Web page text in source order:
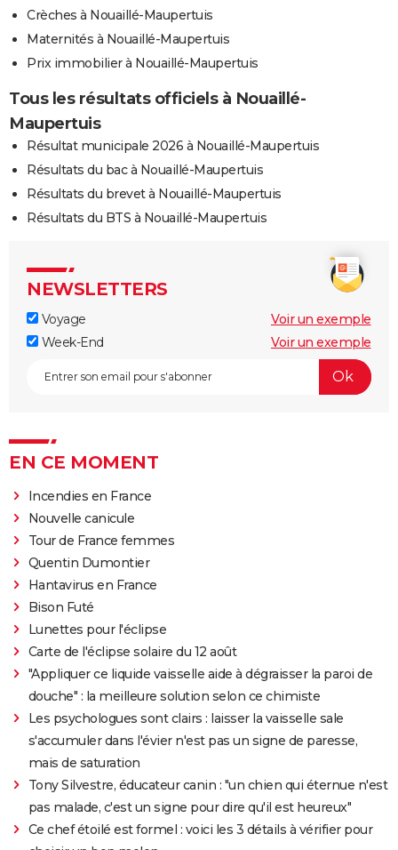
Crèches à Nouaillé-Maupertuis
Maternités à Nouaillé-Maupertuis
Prix immobilier à Nouaillé-Maupertuis
Tous les résultats officiels à Nouaillé-
Maupertuis
Résultat municipale 2026 à Nouaillé-Maupertuis
Résultats du bac à Nouaillé-Maupertuis
Résultats du brevet à Nouaillé-Maupertuis
Résultats du BTS à Nouaillé-Maupertuis
NEWSLETTERS
Voyage
Voir un exemple
Week-End
Voir un exemple
EN CE MOMENT
Incendies en France
Nouvelle canicule
Tour de France femmes
Quentin Dumontier
Hantavirus en France
Bison Futé
Lunettes pour l'éclipse
Carte de l'éclipse solaire du 12 août
"Appliquer ce liquide vaisselle aide à dégraisser la paroi de
douche" : la meilleure solution selon ce chimiste
Les psychologues sont clairs : laisser la vaisselle sale
s'accumuler dans l'évier n'est pas un signe de paresse,
mais de saturation
Tony Silvestre, éducateur canin : "un chien qui éternue n'est
pas malade, c'est un signe pour dire qu'il est heureux"
Ce chef étoilé est formel : voici les 3 détails à vérifier pour